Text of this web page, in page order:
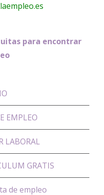
para encontrar
EMPLEO
LABORAL
GRATIS
de empleo